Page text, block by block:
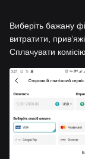
Виберіть бажану
витратити,
Сплачувати